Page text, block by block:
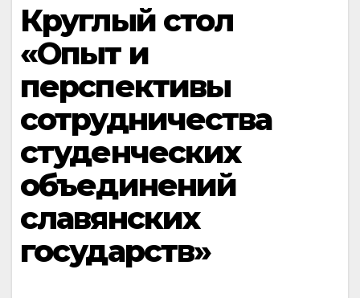
Круглый стол
«Опыт и
перспективы
сотрудничества
студенческих
объединений
славянских
государств»